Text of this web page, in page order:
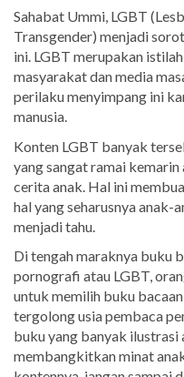
Sahabat Ummi, LGBT
Transgender) menjadi
ini. LGBT merupakan
masyarakat dan media
perilaku menyimpang ini
manusia.
Konten LGBT banyak
yang sangat ramai
cerita anak. Hal ini
hal yang seharusnya anak-
menjadi tahu.
Di tengah maraknya buku
pornografi atau LGBT,
untuk memilih buku
tergolong usia pembaca
buku yang banyak ilustrasi
membangkitkan minat